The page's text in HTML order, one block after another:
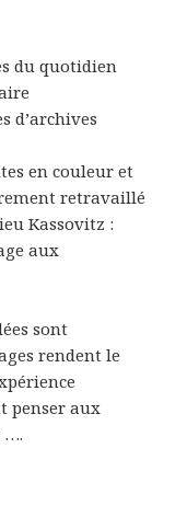
du quotidien
d’archives
en couleur et
retravaillé
Kassovitz :
aux
sont
rendent le
penser aux
….
Apocalypse